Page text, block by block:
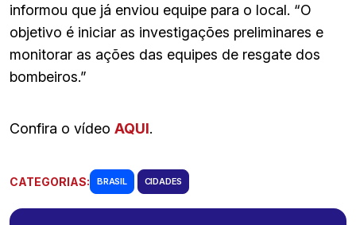
informou que já enviou equipe para o local. “O
objetivo é iniciar as investigações preliminares e
monitorar as ações das equipes de resgate dos
bombeiros.”
Confira o vídeo AQUI.
CATEGORIAS: BRASIL CIDADES